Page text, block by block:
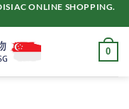
ONLINE SHOPPING.
0